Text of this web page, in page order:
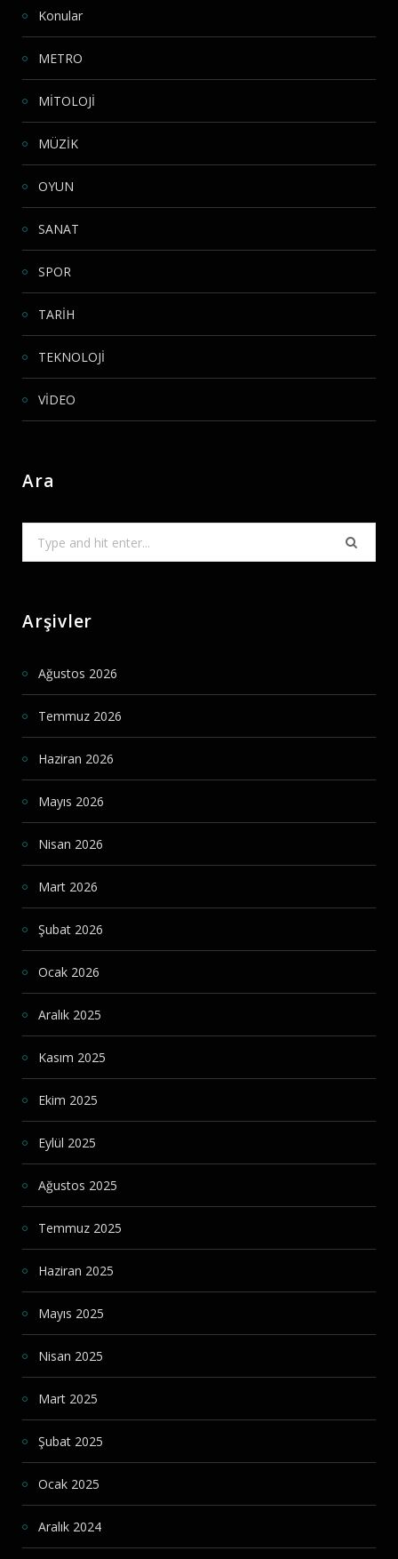
Konular
METRO
MİTOLOJİ
MÜZİK
OYUN
SANAT
SPOR
TARİH
TEKNOLOJİ
VİDEO
Ara
Arşivler
Ağustos 2026
Temmuz 2026
Haziran 2026
Mayıs 2026
Nisan 2026
Mart 2026
Şubat 2026
Ocak 2026
Aralık 2025
Kasım 2025
Ekim 2025
Eylül 2025
Ağustos 2025
Temmuz 2025
Haziran 2025
Mayıs 2025
Nisan 2025
Mart 2025
Şubat 2025
Ocak 2025
Aralık 2024